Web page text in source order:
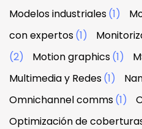
Modelos industriales(1)
con expertos(1)
(2)
Motion graphics(1)
Multimedia y Redes(1)
Omnichannel comms(1)
Optimización de